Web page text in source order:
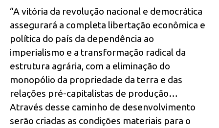
“A vitória da revolução nacional e democrática
assegurará a completa libertação econômica e
política do país da dependência ao
imperialismo e a transformação radical da
estrutura agrária, com a eliminação do
monopólio da propriedade da terra e das
relações pré-capitalistas de produção…
Através desse caminho de desenvolvimento
serão criadas as condições materiais para o